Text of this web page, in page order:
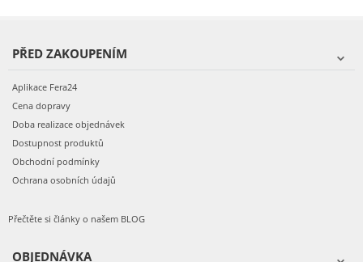
PŘED ZAKOUPENÍM
Aplikace Fera24
Cena dopravy
Doba realizace objednávek
Dostupnost produktů
Obchodní podmínky
Ochrana osobních údajů
Přečtěte si články o našem BLOG
OBJEDNÁVKA